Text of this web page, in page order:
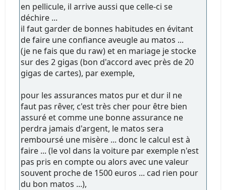
en pellicule, il arrive aussi que celle-ci se
déchire ...
il faut garder de bonnes habitudes en évitant
de faire une confiance aveugle au matos ...
(je ne fais que du raw) et en mariage je stocke
sur des 2 gigas (bon d'accord avec près de 20
gigas de cartes), par exemple,
pour les assurances matos pur et dur il ne
faut pas rêver, c'est très cher pour être bien
assuré et comme une bonne assurance ne
perdra jamais d'argent, le matos sera
remboursé une misère ... donc le calcul est à
faire ... (le vol dans la voiture par exemple n'est
pas pris en compte ou alors avec une valeur
souvent proche de 1500 euros ... cad rien pour
du bon matos ...),